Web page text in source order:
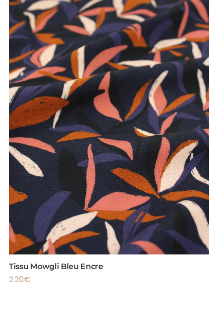
Tissu Mowgli Bleu Encre
2.20€